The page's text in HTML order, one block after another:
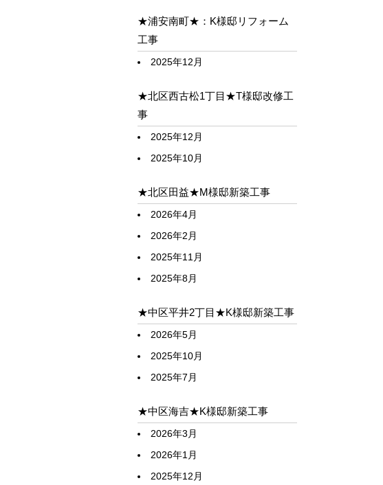
★浦安南町★：K様邸リフォーム
工事
2025年12月
★北区西古松1丁目★T様邸改修工
事
2025年12月
2025年10月
★北区田益★M様邸新築工事
2026年4月
2026年2月
2025年11月
2025年8月
★中区平井2丁目★K様邸新築工事
2026年5月
2025年10月
2025年7月
★中区海吉★K様邸新築工事
2026年3月
2026年1月
2025年12月